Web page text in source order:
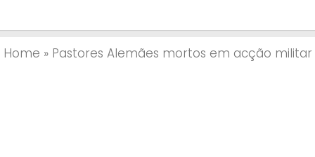
Home » Pastores Alemães mortos em acção militar